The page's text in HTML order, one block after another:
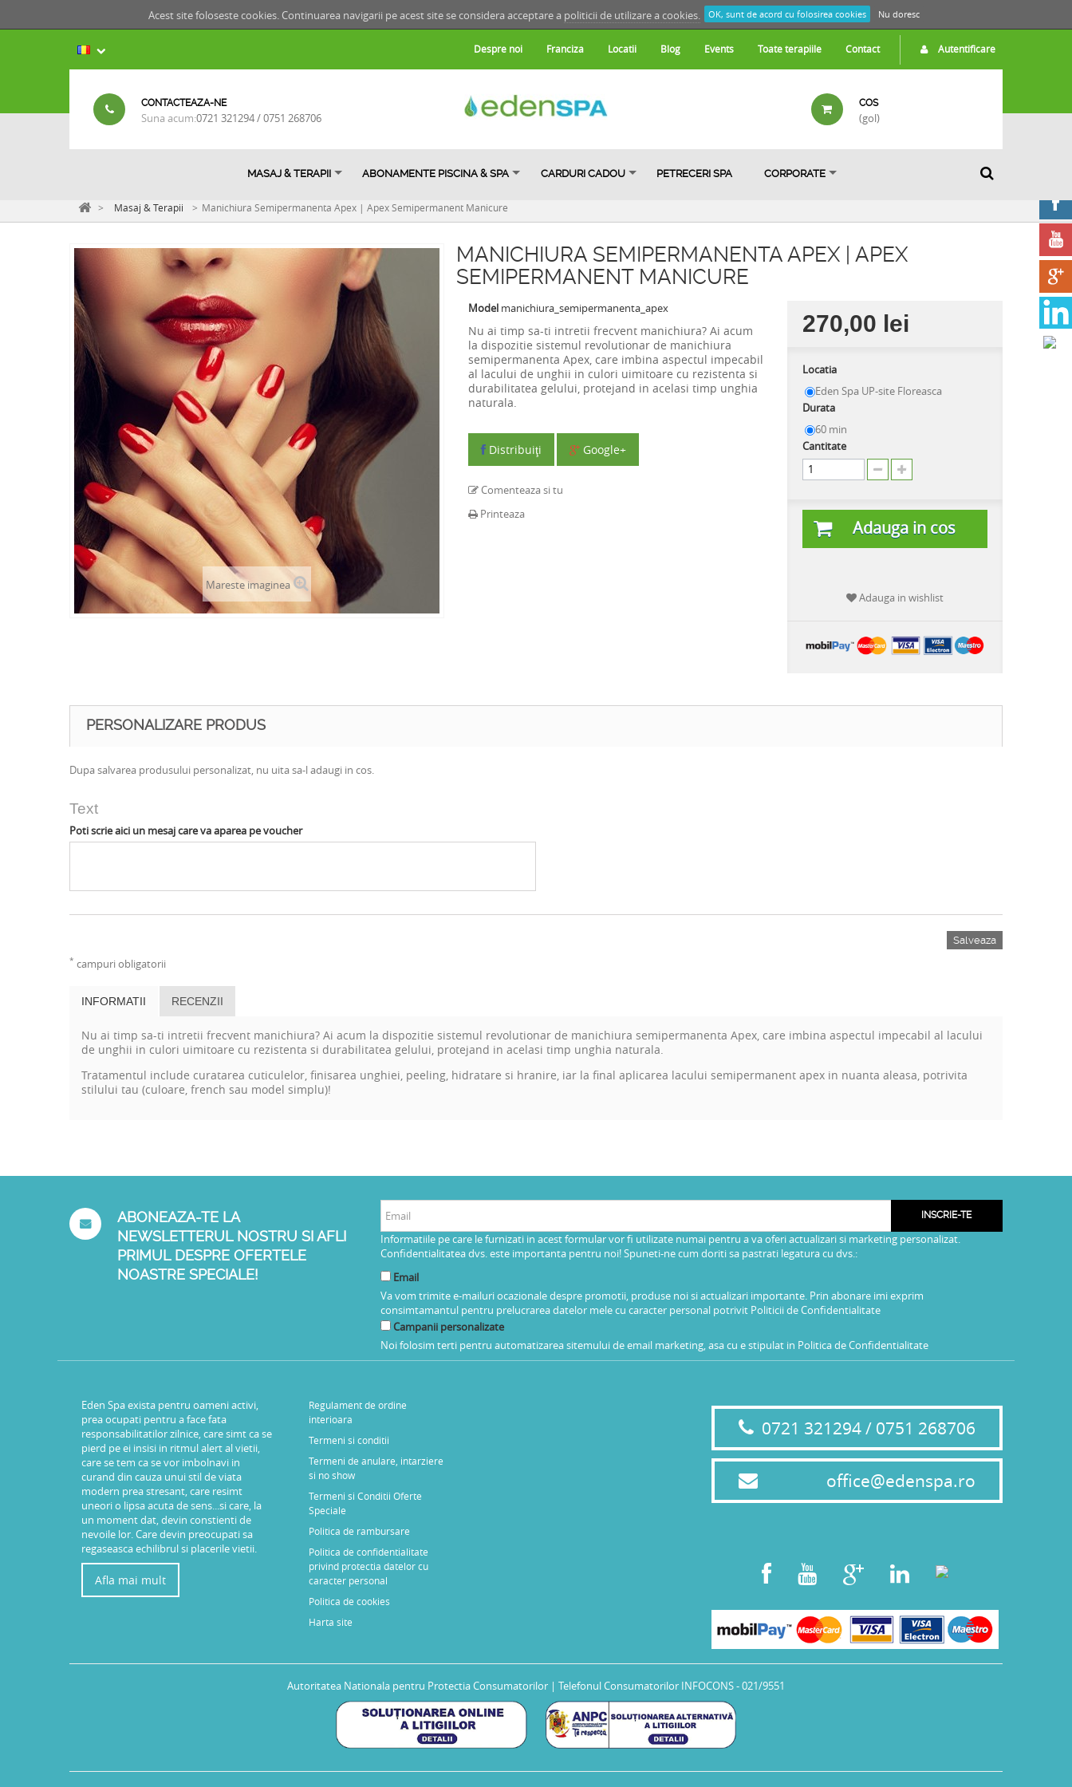
Acest site foloseste cookies. Continuarea navigarii pe acest site se considera acceptare a politicii de utilizare a cookies. OK, sunt de acord cu folosirea cookies Nu doresc
Autentificare
Despre noi Franciza Locatii Blog Events Toate terapiile Contact
CONTACTEAZA-NE
Suna acum:0721 321294 / 0751 268706
COS
(gol)
MASAJ & TERAPII ABONAMENTE PISCINA & SPA CARDURI CADOU PETRECERI SPA CORPORATE
> Masaj & Terapii > Manichiura Semipermanenta Apex | Apex Semipermanent Manicure
Mareste imaginea
MANICHIURA SEMIPERMANENTA APEX | APEX
SEMIPERMANENT MANICURE
Model manichiura_semipermanenta_apex
Nu ai timp sa-ti intretii frecvent manichiura? Ai acum
la dispozitie sistemul revolutionar de manichiura
semipermanenta Apex, care imbina aspectul impecabil
al lacului de unghii in culori uimitoare cu rezistenta si
durabilitatea gelului, protejand in acelasi timp unghia
naturala.
Distribuiţi Google+
Comenteaza si tu
Printeaza
270,00 lei
Locatia
Eden Spa UP-site Floreasca
Durata
60 min
Cantitate
Adauga in cos
Adauga in wishlist
PERSONALIZARE PRODUS
Dupa salvarea produsului personalizat, nu uita sa-l adaugi in cos.
Text
Poti scrie aici un mesaj care va aparea pe voucher
Salveaza
* campuri obligatorii
INFORMATII RECENZII
Nu ai timp sa-ti intretii frecvent manichiura? Ai acum la dispozitie sistemul revolutionar de manichiura semipermanenta Apex, care imbina aspectul impecabil al lacului
de unghii in culori uimitoare cu rezistenta si durabilitatea gelului, protejand in acelasi timp unghia naturala.
Tratamentul include curatarea cuticulelor, finisarea unghiei, peeling, hidratare si hranire, iar la final aplicarea lacului semipermanent apex in nuanta aleasa, potrivita
stilului tau (culoare, french sau model simplu)!
ABONEAZA-TE LA
NEWSLETTERUL NOSTRU SI AFLI
PRIMUL DESPRE OFERTELE
NOASTRE SPECIALE!
INSCRIE-TE
Informatiile pe care le furnizati in acest formular vor fi utilizate numai pentru a va oferi actualizari si marketing personalizat.
Confidentialitatea dvs. este importanta pentru noi! Spuneti-ne cum doriti sa pastrati legatura cu dvs.:
Email
Va vom trimite e-mailuri ocazionale despre promotii, produse noi si actualizari importante. Prin abonare imi exprim
consimtamantul pentru prelucrarea datelor mele cu caracter personal potrivit Politicii de Confidentialitate
Campanii personalizate
Noi folosim terti pentru automatizarea sitemului de email marketing, asa cu e stipulat in Politica de Confidentialitate
Eden Spa exista pentru oameni activi,
prea ocupati pentru a face fata
responsabilitatilor zilnice, care simt ca se
pierd pe ei insisi in ritmul alert al vietii,
care se tem ca se vor imbolnavi in
curand din cauza unui stil de viata
modern prea stresant, care resimt
uneori o lipsa acuta de sens...si care, la
un moment dat, devin constienti de
nevoile lor. Care devin preocupati sa
regaseasca echilibrul si placerile vietii.
Afla mai mult
Regulament de ordine
interioara
Termeni si conditii
Termeni de anulare, intarziere
si no show
Termeni si Conditii Oferte
Speciale
Politica de rambursare
Politica de confidentialitate
privind protectia datelor cu
caracter personal
Politica de cookies
Harta site
0721 321294 / 0751 268706
office@edenspa.ro
Autoritatea Nationala pentru Protectia Consumatorilor | Telefonul Consumatorilor INFOCONS - 021/9551